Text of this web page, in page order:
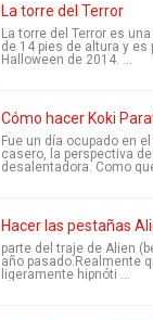
La torre del Terror
La torre del Terror es
de 14 pies de altura y
Halloween de 2014. ...
Cómo hacer Koki
Fue un día ocupado en
casero, la perspectiva
desalentadora. Como que
Hacer las pestañas
parte del traje de Alien
año pasado.Realmente
ligeramente hipnóti ...